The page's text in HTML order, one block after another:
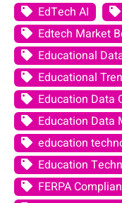
EdTech AI
Edtech Market
Educational
Educational
Education Data
Education Data
education
Education
FERPA